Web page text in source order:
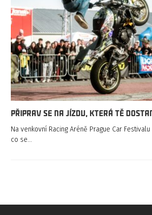
Připrav se na jízdu, která tě
Na venkovní Racing Aréně Prague Car
co se…